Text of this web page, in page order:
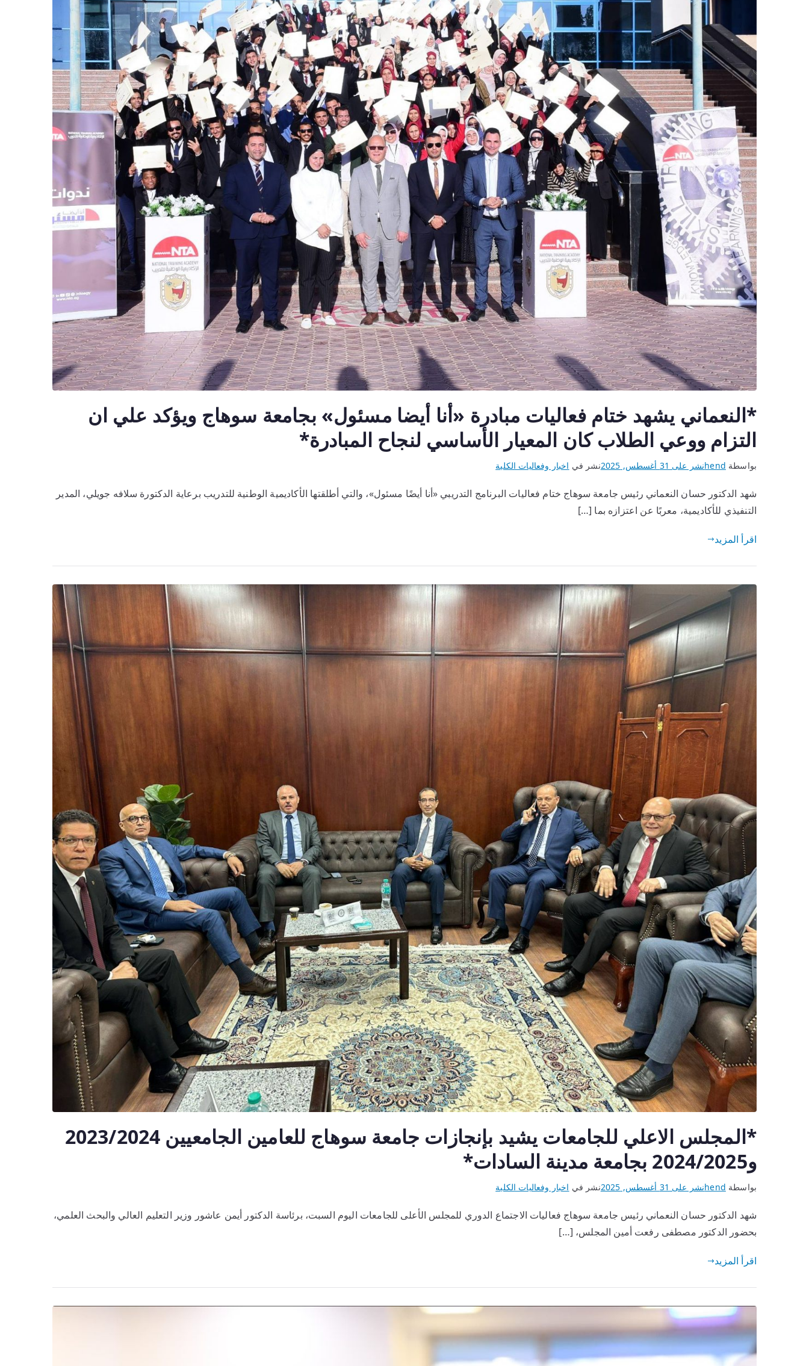
*النعماني يشهد ختام فعاليات مبادرة «أنا أيضا مسئول» بجامعة سوهاج ويؤكد علي ان
التزام ووعي الطلاب كان المعيار الأساسي لنجاح المبادرة*
بواسطة hendنشر على 31 أغسطس, 2025 نشر في اخبار وفعاليات الكلية
شهد الدكتور حسان النعماني رئيس جامعة سوهاج ختام فعاليات البرنامج التدريبي «أنا أيضًا مسئول»، والتي أطلقتها الأكاديمية الوطنية للتدريب برعاية الدكتورة سلافه جويلي، المدير
التنفيذي للأكاديمية، معربًا عن اعتزازه بما […]
اقرأ المزيد
*المجلس الاعلي للجامعات يشيد بإنجازات جامعة سوهاج للعامين الجامعيين 2023/2024
و2024/2025 بجامعة مدينة السادات*
بواسطة hendنشر على 31 أغسطس, 2025 نشر في اخبار وفعاليات الكلية
شهد الدكتور حسان النعماني رئيس جامعة سوهاج فعاليات الاجتماع الدوري للمجلس الأعلى للجامعات اليوم السبت، برئاسة الدكتور أيمن عاشور وزير التعليم العالي والبحث العلمي،
بحضور الدكتور مصطفى رفعت أمين المجلس، […]
اقرأ المزيد